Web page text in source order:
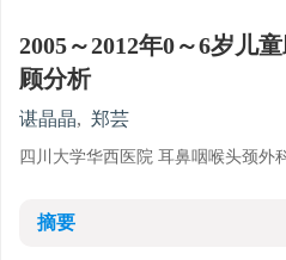
2005～2012年0～6岁儿
顾分析
谌晶晶, 郑芸
四川大学华西医院 耳鼻咽喉头颈外
摘要